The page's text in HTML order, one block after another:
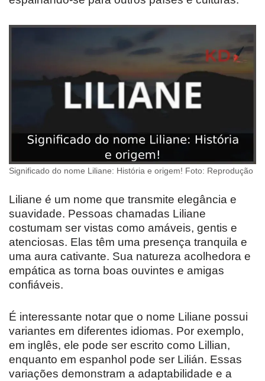
Significado do nome Liliane: História e origem! Foto: Reprodução
Liliane é um nome que transmite elegância e
suavidade. Pessoas chamadas Liliane
costumam ser vistas como amáveis, gentis e
atenciosas. Elas têm uma presença tranquila e
uma aura cativante. Sua natureza acolhedora e
empática as torna boas ouvintes e amigas
confiáveis.
É interessante notar que o nome Liliane possui
variantes em diferentes idiomas. Por exemplo,
em inglês, ele pode ser escrito como Lillian,
enquanto em espanhol pode ser Lilián. Essas
variações demonstram a adaptabilidade e a